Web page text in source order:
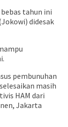
tahun ini
didesak
pembunuhan
masih
HAM dari
Jakarta